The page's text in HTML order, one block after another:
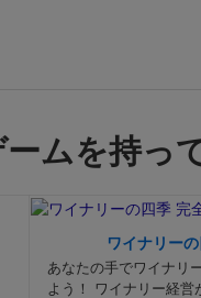
ムを持っ
ワイナリー
あなたの手でワイナリ
よう！ ワイナリー経営